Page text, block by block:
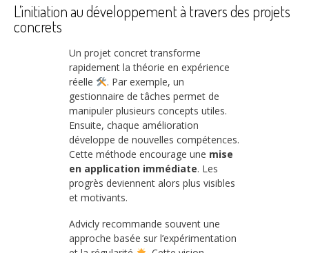
L’initiation au développement à travers des projets
concrets
Un projet concret transforme
rapidement la théorie en expérience
réelle
. Par exemple, un
gestionnaire de tâches permet de
manipuler plusieurs concepts utiles.
Ensuite, chaque amélioration
développe de nouvelles compétences.
Cette méthode encourage une mise
en application immédiate. Les
progrès deviennent alors plus visibles
et motivants.
Advicly recommande souvent une
approche basée sur l’expérimentation